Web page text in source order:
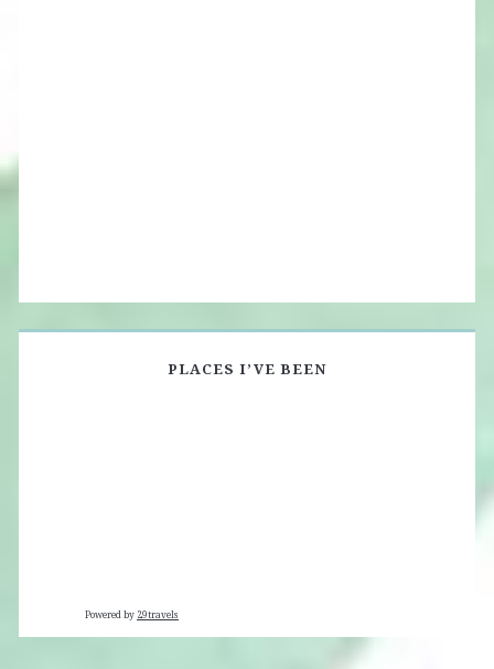
PLACES I’VE BEEN
Powered by 29travels